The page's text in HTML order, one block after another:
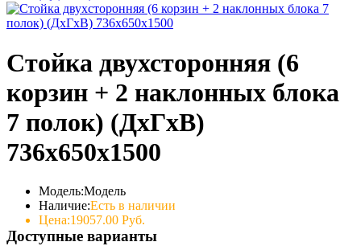
Стойка двухсторонняя (6
корзин + 2 наклонных блока
7 полок) (ДхГхВ)
736х650х1500
Модель:Модель
Наличие:Есть в наличии
Цена:19057.00 Руб.
Доступные варианты